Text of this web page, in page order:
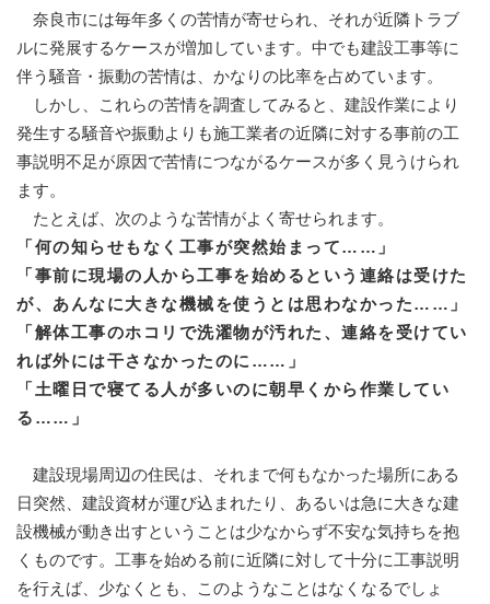
奈良市には毎年多くの苦情が寄せられ、それが近隣トラブ
ルに発展するケースが増加しています。中でも建設工事等に
伴う騒音・振動の苦情は、かなりの比率を占めています。
しかし、これらの苦情を調査してみると、建設作業により
発生する騒音や振動よりも施工業者の近隣に対する事前の工
事説明不足が原因で苦情につながるケースが多く見うけられ
ます。
たとえば、次のような苦情がよく寄せられます。
「何の知らせもなく工事が突然始まって……」
「事前に現場の人から工事を始めるという連絡は受けた
が、 あんなに大きな機械を使うとは思わなかった……」
「解体工事のホコリで洗濯物が汚れた、 連絡を受けてい
れば外には干さなかったのに……」
「土曜日で寝てる人が多いのに朝早くから作業してい
る……」
建設現場周辺の住民は、それまで何もなかった場所にある
日突然、建設資材が運び込まれたり、あるいは急に大きな建
設機械が動き出すということは少なからず不安な気持ちを抱
くものです。工事を始める前に近隣に対して十分に工事説明
を行えば、少なくとも、このようなことはなくなるでしょ